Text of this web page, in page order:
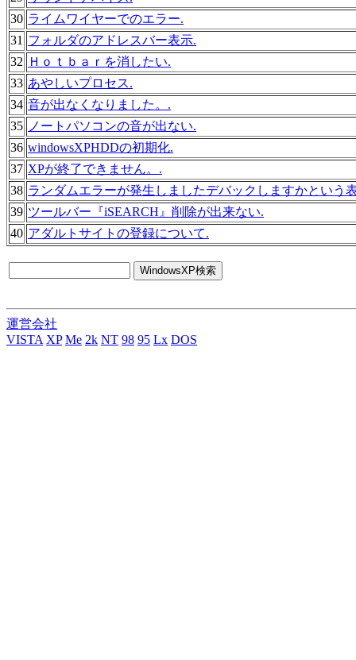
30 ライムワイヤーでのエラー.
31 フォルダのアドレスバー表示.
32
Ｈｏｔｂａｒを消したい.
33 あやしいプロセス.
34 音が出なくなりました。.
35 ノートパソコンの音が出ない.
36 windowsXPHDDの初期化.
37 XPが終了できません。.
38 ランダムエラーが発生しましたデバックしますかという
39 ツールバー『iSEARCH』削除が出来ない.
40 アダルトサイトの登録について.
運営会社
VISTA XP Me 2k NT 98 95 Lx DOS